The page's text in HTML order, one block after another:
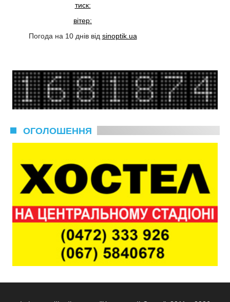
тиск:
вітер:
Погода на 10 днів від sinoptik.ua
ОГОЛОШЕННЯ